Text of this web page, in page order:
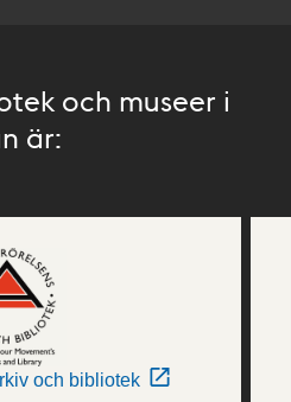
och museer i
är:
och bibliotek